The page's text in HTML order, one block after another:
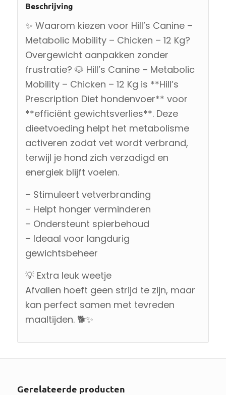
Beschrijving
✨ Waarom kiezen voor Hill’s Canine –
Metabolic Mobility – Chicken – 12 Kg?
Overgewicht aanpakken zonder
frustratie? 🐶 Hill’s Canine – Metabolic
Mobility – Chicken – 12 Kg is **Hill’s
Prescription Diet hondenvoer** voor
**efficiënt gewichtsverlies**. Deze
dieetvoeding helpt het metabolisme
activeren zodat vet wordt verbrand,
terwijl je hond zich verzadigd en
energiek blijft voelen.
– Stimuleert vetverbranding
– Helpt honger verminderen
– Ondersteunt spierbehoud
– Ideaal voor langdurig
gewichtsbeheer
💡 Extra leuk weetje
Afvallen hoeft geen strijd te zijn, maar
kan perfect samen met tevreden
maaltijden. 🐕✨
Gerelateerde producten